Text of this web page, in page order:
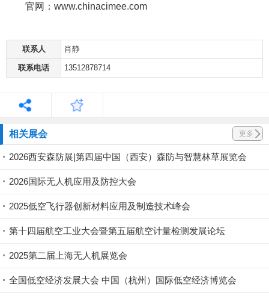
官网：www.chinacimee.com
联系人 肖静
联系电话 13512878714
相关展会 更多
2026西安森防展|第四届中国（西安）森防与智慧林草展览会
2026国际无人机应用及防控大会
2025低空飞行器创新材料应用及制造技术峰会
第十四届航空工业大会暨第五届航空计量检测发展论坛
2025第二届上海无人机展览会
全国低空经济发展大会 中国（杭州）国际低空经济博览会